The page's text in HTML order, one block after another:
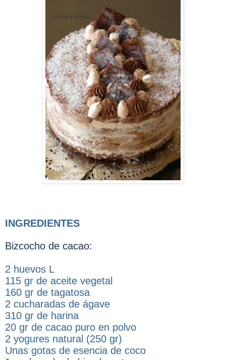
INGREDIENTES
Bizcocho de cacao:
2 huevos L
115 gr de aceite vegetal
160 gr de tagatosa
2 cucharadas de ágave
310 gr de harina
20 gr de cacao puro en polvo
2 yogures natural (250 gr)
Unas gotas de esencia de coco